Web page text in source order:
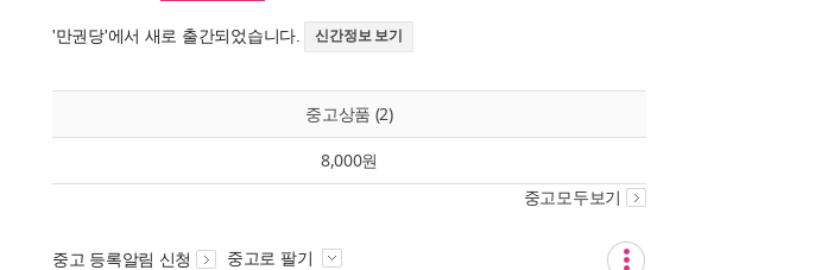
'만권당'에서 새로 출간되었습니다. 신간정보 보기
중고상품 (2)
8,000원
중고모두보기
중고 등록알림 신청 중고로 팔기